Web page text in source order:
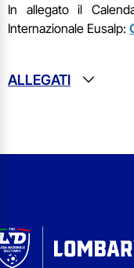
In allegato il
Internazionale Eusalp:
ALLEGATI